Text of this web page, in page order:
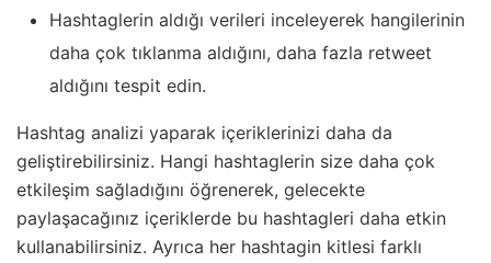
Hashtaglerin aldığı verileri inceleyerek hangilerinin
daha çok tıklanma aldığını, daha fazla retweet
aldığını tespit edin.
Hashtag analizi yaparak içeriklerinizi daha da
geliştirebilirsiniz. Hangi hashtaglerin size daha çok
etkileşim sağladığını öğrenerek, gelecekte
paylaşacağınız içeriklerde bu hashtagleri daha etkin
kullanabilirsiniz. Ayrıca her hashtagin kitlesi farklı